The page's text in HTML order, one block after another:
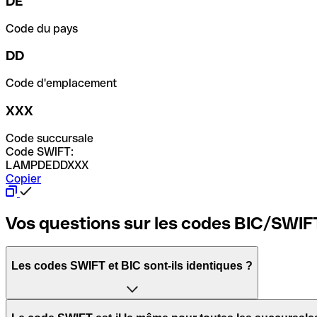
Code du pays
DD
Code d'emplacement
XXX
Code succursale
Code SWIFT:
LAMPDEDDXXX
Copier
Vos questions sur les codes BIC/
Les codes SWIFT et BIC sont-ils identiques ?